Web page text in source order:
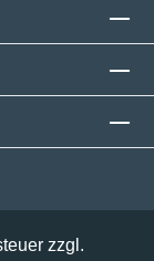
zzgl.